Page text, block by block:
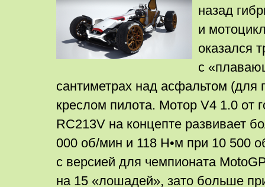
назад
и
оказался
с
сантиметрах над асфальтом
креслом пилота. Мотор V4 1.0 от
RC213V на концепте развивает
000 об/мин и 118 Н•м при 10 500
с версией для чемпионата
на 15 «лошадей», зато больше